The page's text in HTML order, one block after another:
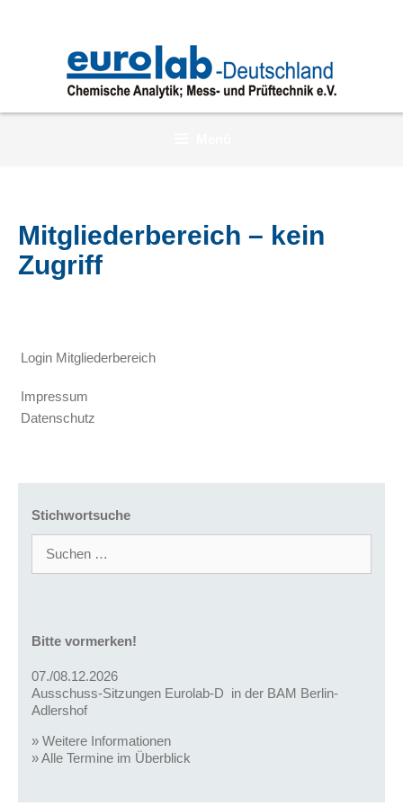
Mitgliederbereich – kein
Zugriff
Login Mitgliederbereich
Impressum
Datenschutz
Stichwortsuche
nach:
Bitte vormerken!
07./08.12.2026
Ausschuss-Sitzungen Eurolab-D in der BAM Berlin-
Adlershof
» Weitere Informationen
»Alle Termine im Überblick